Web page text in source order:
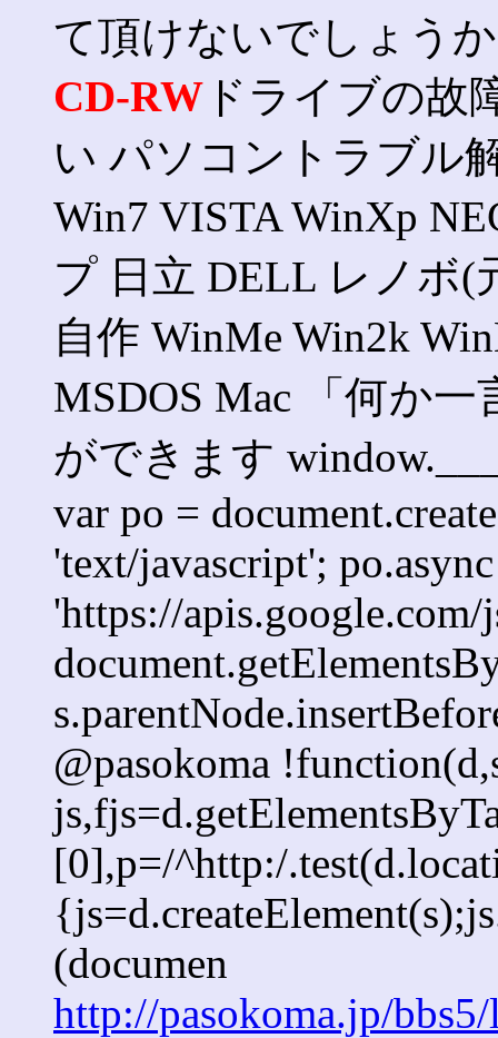
て頂けないでしょう
CD-RW ドライブの故
い パソコントラブル
Win7 VISTA WinXp
プ 日立 DELL レノボ(
自作 WinMe Win2k
MSDOS Mac 「何か
ができます
var po =
'text/javascript';
'https://
@pasokoma
[0],p=/^http:/
(documen
http://pasokoma.jp/